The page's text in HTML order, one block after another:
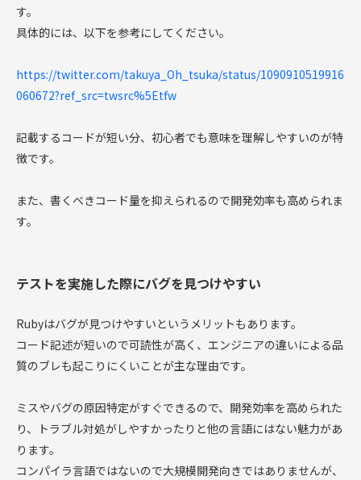
す。
具体的には、以下を参考にしてください。
https://twitter.com/takuya_Oh_tsuka/status/1090910519916
060672?ref_src=twsrc%5Etfw
記載するコードが短い分、初心者でも意味を理解しやすいのが特
徴です。
また、書くべきコード量を抑えられるので開発効率も高められま
す。
テストを実施した際にバグを見つけやすい
Rubyはバグが見つけやすいというメリットもあります。
コード記述が短いので可読性が高く、エンジニアの違いによる品
質のブレも起こりにくいことが主な理由です。
ミスやバグの原因特定がすぐできるので、開発効率を高められた
り、トラブル対処がしやすかったりと他の言語にはない魅力があ
ります。
コンパイラ言語ではないので大規模開発向きではありませんが、